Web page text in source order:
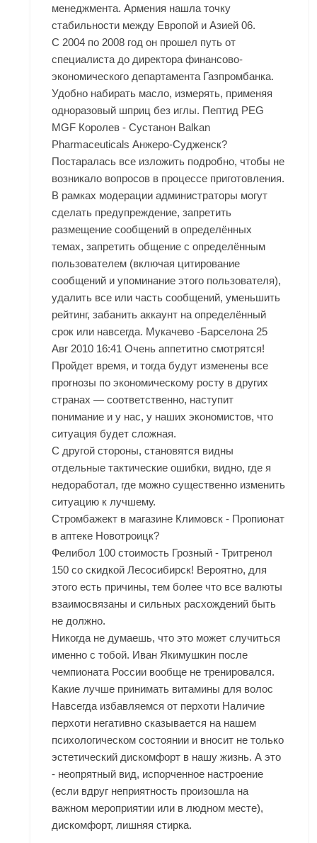
менеджмента. Армения нашла точку
стабильности между Европой и Азией 06.
С 2004 по 2008 год он прошел путь от
специалиста до директора финансово-
экономического департамента Газпромбанка.
Удобно набирать масло, измерять, применяя
одноразовый шприц без иглы. Пептид PEG
MGF Королев - Сустанон Balkan
Pharmaceuticals Анжеро-Судженск?
Постаралась все изложить подробно, чтобы не
возникало вопросов в процессе приготовления.
В рамках модерации администраторы могут
сделать предупреждение, запретить
размещение сообщений в определённых
темах, запретить общение с определённым
пользователем (включая цитирование
сообщений и упоминание этого пользователя),
удалить все или часть сообщений, уменьшить
рейтинг, забанить аккаунт на определённый
срок или навсегда. Мукачево -Барселона 25
Авг 2010 16:41 Очень аппетитно смотрятся!
Пройдет время, и тогда будут изменены все
прогнозы по экономическому росту в других
странах — соответственно, наступит
понимание и у нас, у наших экономистов, что
ситуация будет сложная.
С другой стороны, становятся видны
отдельные тактические ошибки, видно, где я
недоработал, где можно существенно изменить
ситуацию к лучшему.
Стромбажект в магазине Климовск - Пропионат
в аптеке Новотроицк?
Фелибол 100 стоимость Грозный - Тритренол
150 со скидкой Лесосибирск! Вероятно, для
этого есть причины, тем более что все валюты
взаимосвязаны и сильных расхождений быть
не должно.
Никогда не думаешь, что это может случиться
именно с тобой. Иван Якимушкин после
чемпионата России вообще не тренировался.
Какие лучше принимать витамины для волос
Навсегда избавляемся от перхоти Наличие
перхоти негативно сказывается на нашем
психологическом состоянии и вносит не только
эстетический дискомфорт в нашу жизнь. А это
- неопрятный вид, испорченное настроение
(если вдруг неприятность произошла на
важном мероприятии или в людном месте),
дискомфорт, лишняя стирка.